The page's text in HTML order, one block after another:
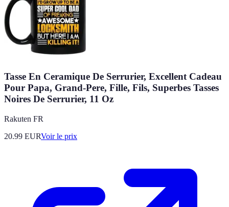
Tasse En Ceramique De Serrurier, Excellent Cadeau
Pour Papa, Grand-Pere, Fille, Fils, Superbes Tasses
Noires De Serrurier, 11 Oz
Rakuten FR
20.99 EURVoir le prix